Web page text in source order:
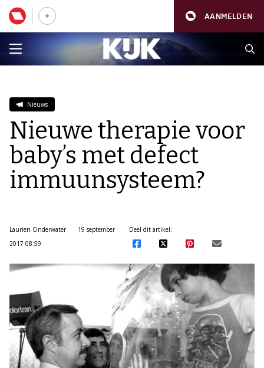
AANMELDEN
Nieuws
Nieuwe therapie voor
baby’s met defect
immuunsysteem?
Laurien Onderwater
19 september
2017 08:59
Deel dit artikel: